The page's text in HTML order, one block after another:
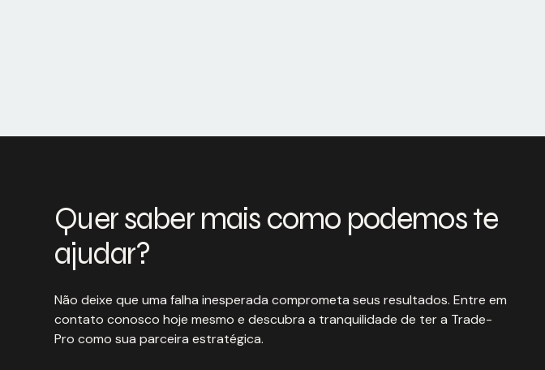
Quer saber mais como podemos te
ajudar?
Não deixe que uma falha inesperada comprometa seus resultados. Entre em
contato conosco hoje mesmo e descubra a tranquilidade de ter a Trade-
Pro como sua parceira estratégica.